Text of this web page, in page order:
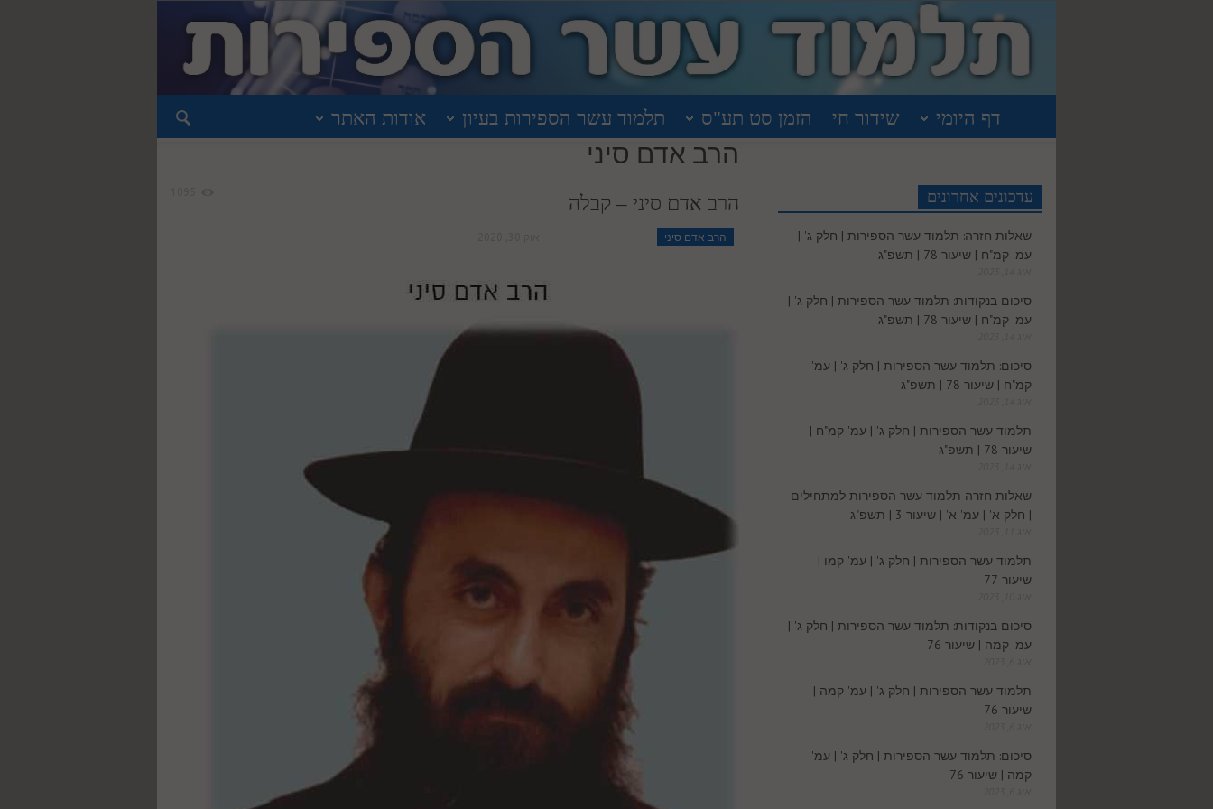
דף היומי שידור חי הזמן סט תע"ס תלמוד עשר הספירות בעיון אודות האתר
הרב אדם סיני
הרב אדם סיני – קבלה
הרב אדם סיני
עדכונים אחרונים
שאלות חזרה: תלמוד עשר הספירות | חלק ג' |
עמ' קמ"ח | שיעור 78 | תשפ"ג
סיכום בנקודות: תלמוד עשר הספירות | חלק ג' |
עמ' קמ"ח | שיעור 78 | תשפ"ג
סיכום: תלמוד עשר הספירות | חלק ג' | עמ'
קמ"ח | שיעור 78 | תשפ"ג
תלמוד עשר הספירות | חלק ג' | עמ' קמ"ח |
שיעור 78 | תשפ"ג
שאלות חזרה תלמוד עשר הספירות למתחילים
| חלק א' | עמ' א' | שיעור 3 | תשפ"ג
תלמוד עשר הספירות | חלק ג' | עמ' קמו |
שיעור 77
סיכום בנקודות: תלמוד עשר הספירות | חלק ג' |
עמ' קמה | שיעור 76
תלמוד עשר הספירות | חלק ג' | עמ' קמה |
שיעור 76
סיכום: תלמוד עשר הספירות | חלק ג' | עמ'
קמה | שיעור 76